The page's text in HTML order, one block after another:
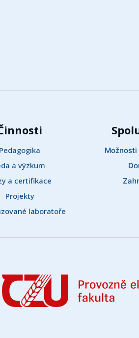
Pedagogika
a výzkum
a certifikace
Projekty
laboratoře